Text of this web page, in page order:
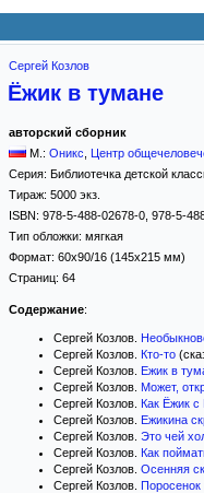
Сергей Козлов
Ёжик в тумане
авторский сборник
М.: Оникс Центр
Серия: Библиотечка детской
Тираж: 5000 экз.
ISBN: 978-5-488-02678-0, 978-5-
Тип обложки: мягкая
Формат: 60x90/16 (145x215 мм)
Страниц: 64
Содержание:
Сергей Козлов.
Сергей Козлов. Кто-то
Сергей Козлов. Ежик в
Сергей Козлов. Может,
Сергей Козлов. Как Ёжик
Сергей Козлов. Ежикина
Сергей Козлов. Это чей
Сергей Козлов. Как
Сергей Козлов. Осенняя
Сергей Козлов.